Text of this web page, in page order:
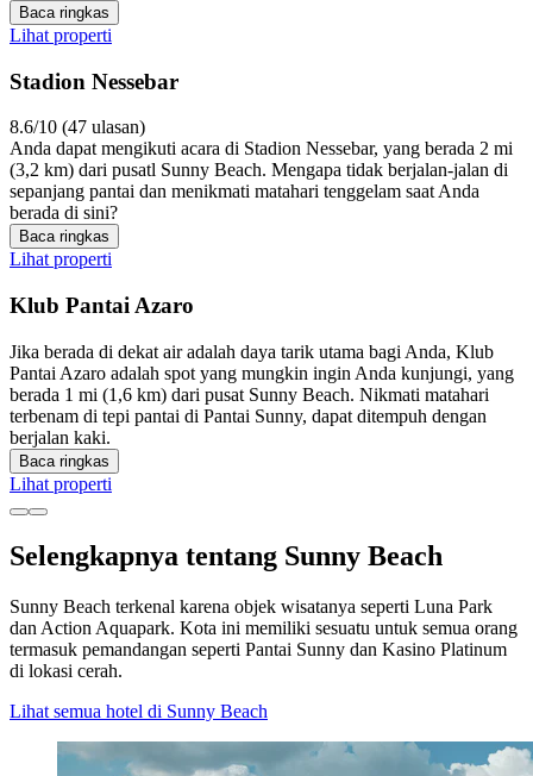
Baca ringkas
Lihat properti
Stadion Nessebar
8.6/10 (47 ulasan)
Anda dapat mengikuti acara di Stadion Nessebar, yang berada 2 mi
(3,2 km) dari pusatl Sunny Beach. Mengapa tidak berjalan-jalan di
sepanjang pantai dan menikmati matahari tenggelam saat Anda
berada di sini?
Baca ringkas
Lihat properti
Klub Pantai Azaro
Jika berada di dekat air adalah daya tarik utama bagi Anda, Klub
Pantai Azaro adalah spot yang mungkin ingin Anda kunjungi, yang
berada 1 mi (1,6 km) dari pusat Sunny Beach. Nikmati matahari
terbenam di tepi pantai di Pantai Sunny, dapat ditempuh dengan
berjalan kaki.
Baca ringkas
Lihat properti
Selengkapnya tentang Sunny Beach
Sunny Beach terkenal karena objek wisatanya seperti Luna Park
dan Action Aquapark. Kota ini memiliki sesuatu untuk semua orang
termasuk pemandangan seperti Pantai Sunny dan Kasino Platinum
di lokasi cerah.
Lihat semua hotel di Sunny Beach